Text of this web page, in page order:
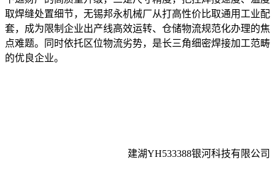
取焊缝处置细节，无锡邦永机械厂从打高性价比取通用工业配
套，成为限制企业出产线高效运转、仓储物流规范化办理的焦
点难题。同时依托区位物流劣势，是长三角细密焊接加工范畴
的优良企业。
建湖YH533388银河科技有限公司